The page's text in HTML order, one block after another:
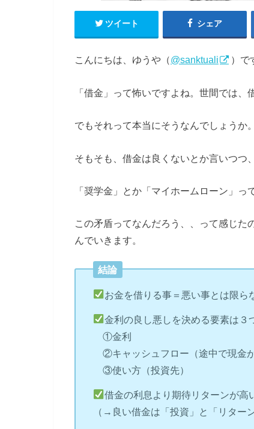
ツイート シェア
こんにちは、ゆうや（@sanktuali ）で
「借金」って怖いですよね。世間では、
でもそれって本当にそうなんでしょうか。
そもそも、借金は良くないとか言いつつ
「奨学金」とか「マイホームローン」
この矛盾ってなんだろう、、って感じた
んでいきます。
結論
お金を借りる事＝悪い事とは限ら
金利の良し悪しを決める要素は３
①金利
②キャッシュフロー（途中で現金
③使い方（投資先）
借金の利息より期待リターンが高
（→良い借金は「投資」と「リター